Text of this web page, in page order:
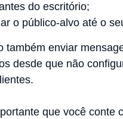
do escritório;
o público-alvo até o
também enviar
desde que não
que você conte